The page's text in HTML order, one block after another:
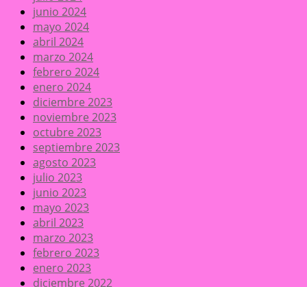
junio 2024
mayo 2024
abril 2024
marzo 2024
febrero 2024
enero 2024
diciembre 2023
noviembre 2023
octubre 2023
septiembre 2023
agosto 2023
julio 2023
junio 2023
mayo 2023
abril 2023
marzo 2023
febrero 2023
enero 2023
diciembre 2022